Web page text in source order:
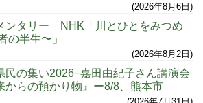
2026年8月6日
ンタリー NHK「川とひとをみつめ
の半生〜」
2026年8月2日
民の集い2026−嘉田由紀子さん講演会
からの預かり物』ー8/8、熊本市